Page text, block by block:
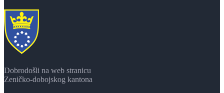
Dobrodošli na web stranicu
Zeničko-dobojskog kantona